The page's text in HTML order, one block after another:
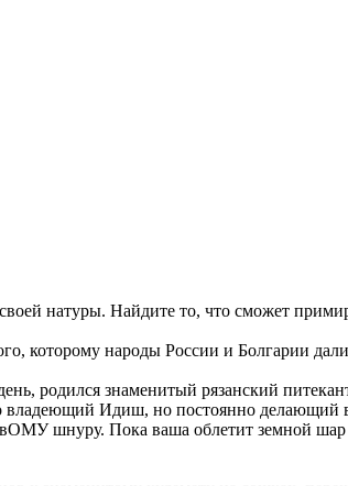
натуры. Найдите то, что сможет
которому народы России и Болгарии
родился знаменитый рязанский
владеющий Идиш, но постоянно
шнуру. Пока ваша облетит земной шар